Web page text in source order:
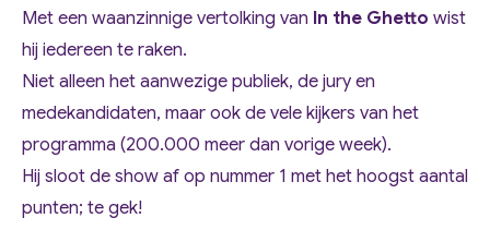
Met een waanzinnige vertolking van In the Ghetto wist
hij iedereen te raken.
Niet alleen het aanwezige publiek, de jury en
medekandidaten, maar ook de vele kijkers van het
programma (200.000 meer dan vorige week).
Hij sloot de show af op nummer 1 met het hoogst aantal
punten; te gek!